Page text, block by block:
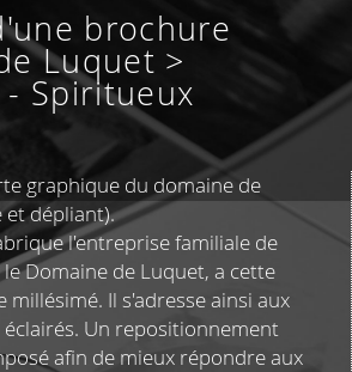
brochure
Luquet >
- Spiritueux
graphique du domaine de
dépliant).
l'entreprise familiale de
Domaine de Luquet, a cette
Il s'adresse ainsi aux
Un repositionnement
afin de mieux répondre aux